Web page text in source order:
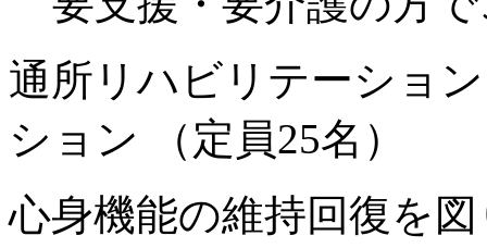
通所リハビリテーショ
ション （定員25名）
心身機能の維持回復を